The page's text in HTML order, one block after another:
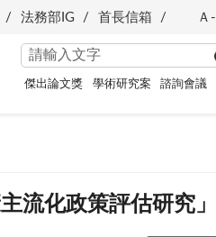
法務部IG 首長信箱 Ａ-
傑出論文獎 學術研究案 諮詢會議
流化政策評估研究」